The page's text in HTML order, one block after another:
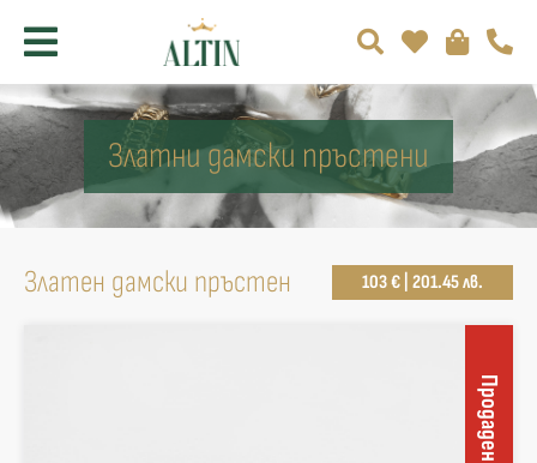
Златни дамски пръстени
Златен дамски пръстен 103 € | 201.45 лв.
Продаден